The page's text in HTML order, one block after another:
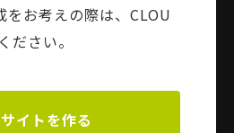
をお考えの際は、CLOU
ださい。
サイトを作る